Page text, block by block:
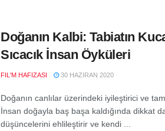
Doğanın Kalbi: Tabiatın
Sıcacık İnsan Öyküleri
FIL'M HAFIZASI 30 HAZIRAN 2020
Doğanın canlılar üzerindeki iyileştirici ve
İnsan doğayla baş başa kaldığında dikkat
düşüncelerini ehlileştirir ve kendi ...